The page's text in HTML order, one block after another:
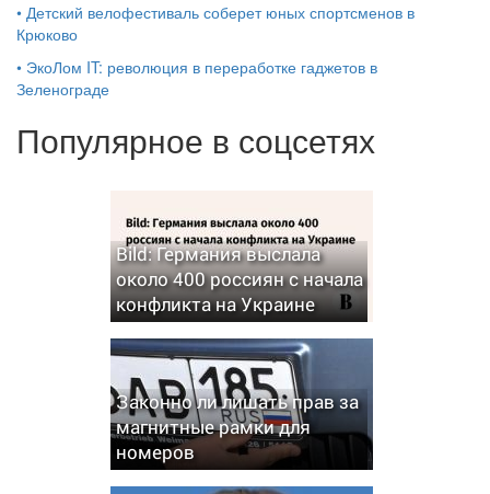
• Детский велофестиваль соберет юных спортсменов в
Крюково
• ЭкоЛом IT: революция в переработке гаджетов в
Зеленограде
Популярное в соцсетях
Bild: Германия выслала
около 400 россиян с начала
конфликта на Украине
Законно ли лишать прав за
магнитные рамки для
номеров